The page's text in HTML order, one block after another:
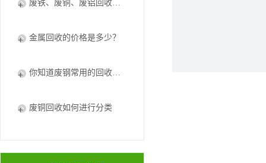
废铁、废铜、废铝回收将加快资循环利用体系建设
金属回收的价格是多少？
你知道废钢常用的回收处理方法吗
废铜回收如何进行分类